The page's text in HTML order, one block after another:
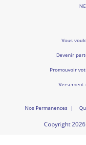
Vous
Devenir
Promouvoir
Versement
Nos Permanences
Copyright